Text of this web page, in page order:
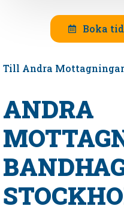
Boka
Till Andra Mottagningar
ANDRA